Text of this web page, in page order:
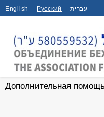
English Русский עברית
Главная / Новости /
Дополнительная